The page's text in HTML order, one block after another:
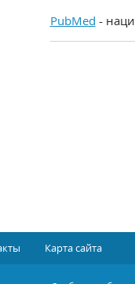
PubMed -
Карта сайта